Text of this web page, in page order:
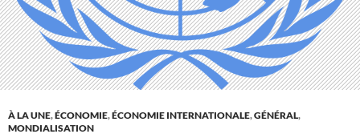
À LA UNE,ÉCONOMIE,ÉCONOMIE INTERNATIONALE,GÉNÉRAL,
MONDIALISATION